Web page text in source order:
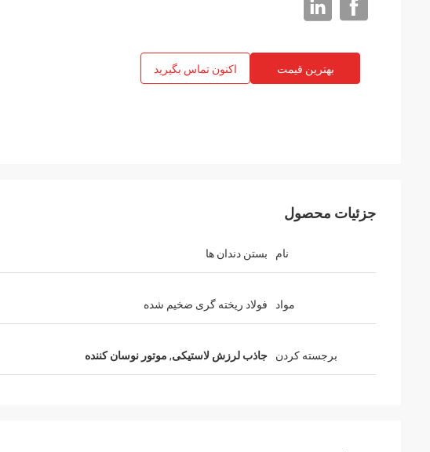
بهترین قیمت اکنون تماس بگیرید
جزئیات محصول
نام بستن دندان ها
مواد فولاد ریخته گری ضخیم شده
برجسته کردن جاذب لرزش لاستیکی, موتور نوسان کننده